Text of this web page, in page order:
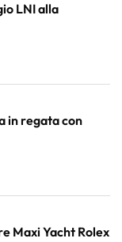
LNI alla
in regata con
Maxi Yacht Rolex